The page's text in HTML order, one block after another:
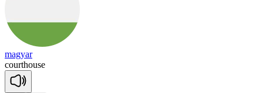
magyar
courthouse